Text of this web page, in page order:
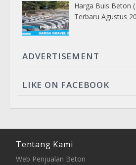
Harga Buis Beton
Terbaru Agustus
ADVERTISEMENT
LIKE ON FACEBOOK
Tentang Kami
Web Penjualan Beton